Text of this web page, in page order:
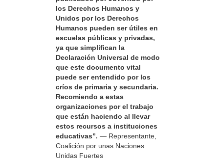
los Derechos Humanos y
Unidos por los Derechos
Humanos pueden ser útiles en
escuelas públicas y privadas,
ya que simplifican la
Declaración Universal de modo
que este documento vital
puede ser entendido por los
críos de primaria y secundaria.
Recomiendo a estas
organizaciones por el trabajo
que están haciendo al llevar
estos recursos a instituciones
educativas”. — Representante,
Coalición por unas Naciones
Unidas Fuertes